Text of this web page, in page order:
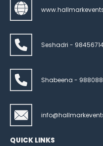
Seshadri -
Shabeena -
QUICK LINKS